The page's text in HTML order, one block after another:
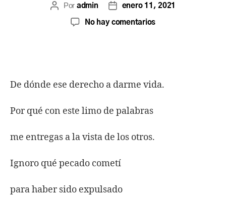
Por admin enero 11, 2021
No hay comentarios
De dónde ese derecho a darme vida.
Por qué con este limo de palabras
me entregas a la vista de los otros.
Ignoro qué pecado cometí
para haber sido expulsado